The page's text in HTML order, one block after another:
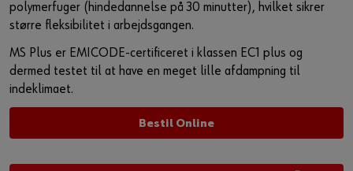
polymerfuger (hindedannelse på 30 minutter), hvilket sikrer
større fleksibilitet i arbejdsgangen.
MS Plus er EMICODE-certificeret i klassen EC1 plus og
dermed testet til at have en meget lille afdampning til
indeklimaet.
Bestil Online